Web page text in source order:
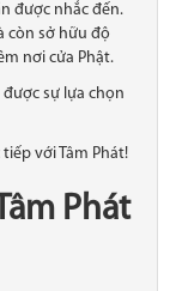
được nhắc đến.
còn sở hữu độ
nơi cửa Phật.
sự lựa chọn
với Tâm Phát!
Phát